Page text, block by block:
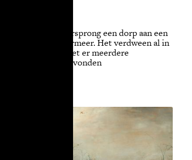
De Bijlmer is van oorsprong een dorp aan een
oud meer, de Bijlmermeer. Het verdween al in
de 17e eeuw, nadat het er meerdere
inpolderingen plaatsvonden